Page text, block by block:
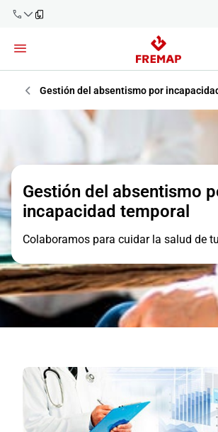
900 61 00
61
900 61 00
61
Trabajadores
Autónomos
Proveedores
Gestión del absentismo por
Gestión del absentismo
incapacidad temporal
Colaboramos para cuidar la salud de